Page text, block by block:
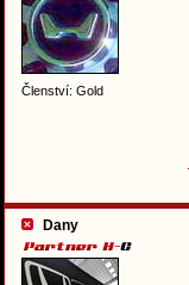
Členství: Gold
Dany